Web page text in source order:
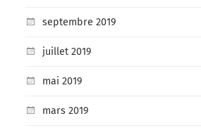
septembre 2019
juillet 2019
mai 2019
mars 2019